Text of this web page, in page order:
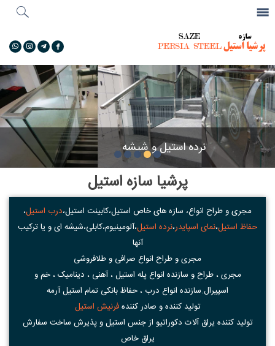
جستجو
حفاظ استیل
پرشیا سازه استیل
مجری و طراح انواع، سازه های خاص استیل،کابینت استیل،درب استیل،
حفاظ استیل،نمای اسپایدر،نرده استیل،آلومینیوم،کابلی،شیشه ای و یا ترکیب
آنها
مجری و طراح انواع صرافی و طلافروشی
مجری ، طراح و سازنده انواع پله استیل ، آهنی ، دینامیک ، خم و
اسپیرال.سازنده انواع درب ، حفاظ بانکی تمام استیل آرمه
تولید کننده و صادر کنندهفرنیش استیل
تولید کننده یراق آلات دکوراتیو از جنس استیل و پذیرش ساخت سفارش
یراق خاص